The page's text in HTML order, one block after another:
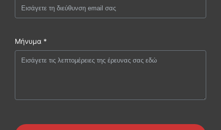
Μήνυμα *